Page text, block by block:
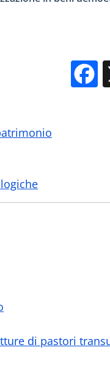
di pastori